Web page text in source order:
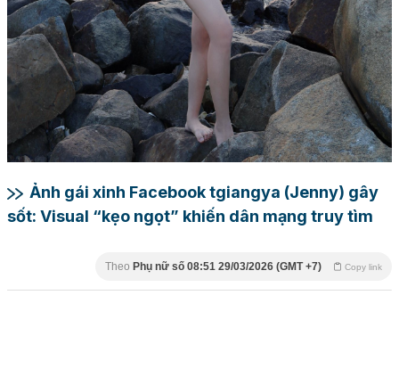
Ảnh gái xinh Facebook tgiangya (Jenny) gây
sốt: Visual “kẹo ngọt” khiến dân mạng truy tìm
Theo Phụ nữ số 08:51 29/03/2026 (GMT +7) Copy link